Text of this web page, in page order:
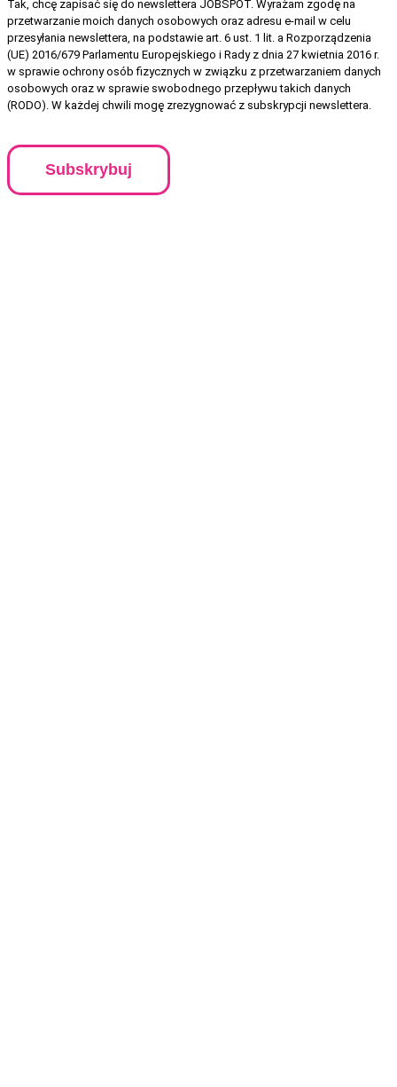
Tak, chcę zapisać się do newslettera JOBSPOT. Wyrażam zgodę na
przetwarzanie moich danych osobowych oraz adresu e-mail w celu
przesyłania newslettera, na podstawie art. 6 ust. 1 lit. a Rozporządzenia
(UE) 2016/679 Parlamentu Europejskiego i Rady z dnia 27 kwietnia 2016 r.
w sprawie ochrony osób fizycznych w związku z przetwarzaniem danych
osobowych oraz w sprawie swobodnego przepływu takich danych
(RODO). W każdej chwili mogę zrezygnować z subskrypcji newslettera.